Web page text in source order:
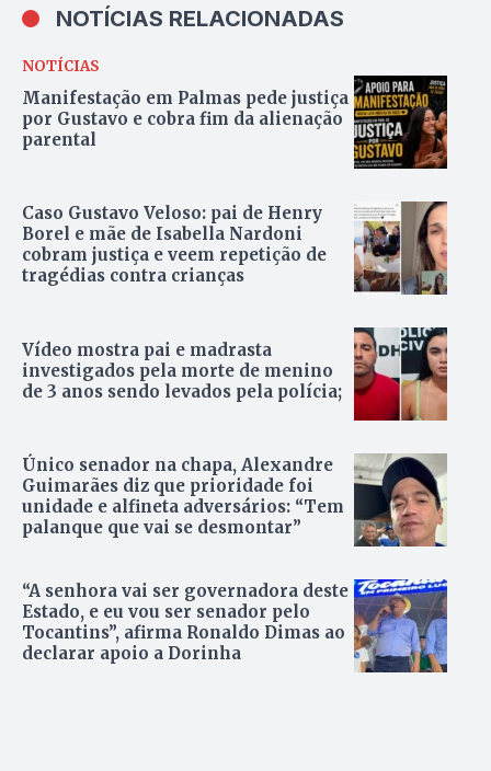
NOTÍCIAS RELACIONADAS
NOTÍCIAS
Manifestação em Palmas pede justiça
por Gustavo e cobra fim da alienação
parental
Caso Gustavo Veloso: pai de Henry
Borel e mãe de Isabella Nardoni
cobram justiça e veem repetição de
tragédias contra crianças
Vídeo mostra pai e madrasta
investigados pela morte de menino
de 3 anos sendo levados pela polícia;
Único senador na chapa, Alexandre
Guimarães diz que prioridade foi
unidade e alfineta adversários: “Tem
palanque que vai se desmontar”
“A senhora vai ser governadora deste
Estado, e eu vou ser senador pelo
Tocantins”, afirma Ronaldo Dimas ao
declarar apoio a Dorinha